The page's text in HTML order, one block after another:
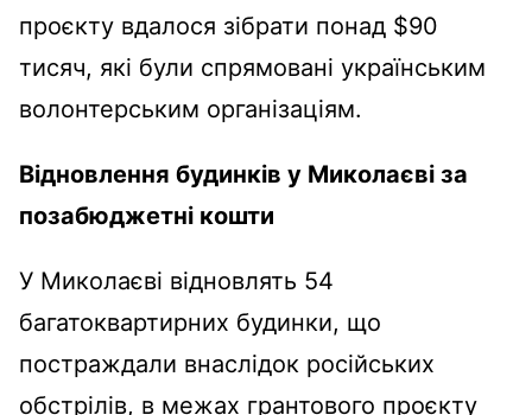
проєкту вдалося зібрати понад $90
тисяч, які були спрямовані українським
волонтерським організаціям.
Відновлення будинків у Миколаєві за
позабюджетні кошти
У Миколаєві відновлять 54
багатоквартирних будинки, що
постраждали внаслідок російських
обстрілів, в межах грантового проєкту